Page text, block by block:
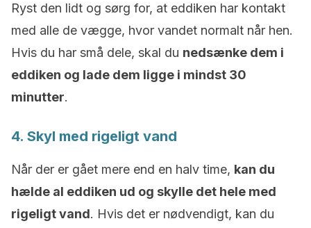
Ryst den lidt og sørg for, at eddiken har kontakt
med alle de vægge, hvor vandet normalt når hen.
Hvis du har små dele, skal du nedsænke dem i
eddiken og lade dem ligge i mindst 30
minutter.
4. Skyl med rigeligt vand
Når der er gået mere end en halv time, kan du
hælde al eddiken ud og skylle det hele med
rigeligt vand. Hvis det er nødvendigt, kan du